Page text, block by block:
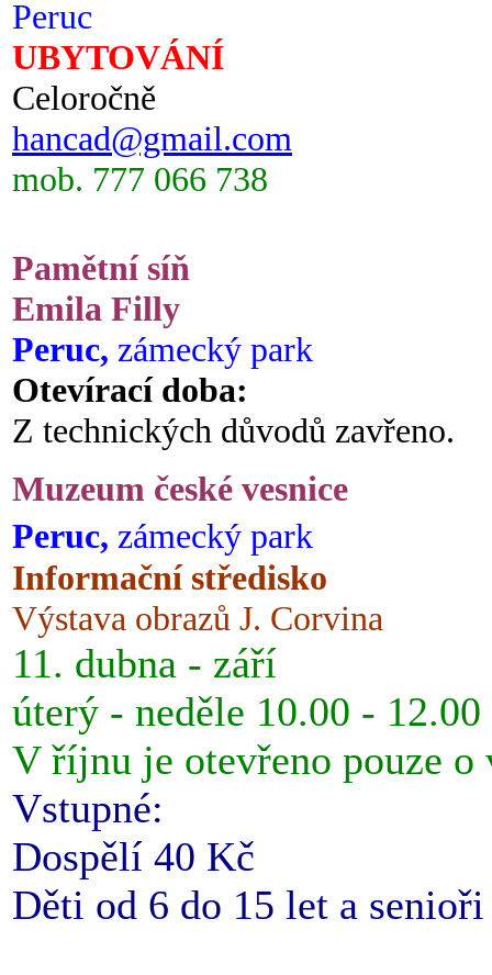
Peruc
UBYTOVÁNÍ
Celoročně
hancad@gmail.com
mob. 777 066 738
Pamětní síň
Emila Filly
Peruc, zámecký park
Otevírací doba:
Z technických důvodů zavřeno.
Muzeum české vesnice
Peruc, zámecký park
Informační středisko
Výstava obrazů J. Corvina
11. dubna - září
úterý - neděle 10.00 -
V říjnu je otevřeno pouze o
Vstupné:
Dospělí 40 Kč
Děti od 6 do 15 let a